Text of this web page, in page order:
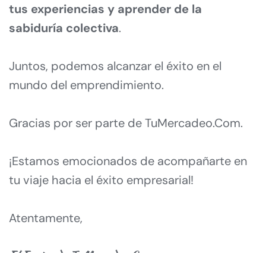
tus experiencias y aprender de la
sabiduría colectiva.
Juntos, podemos alcanzar el éxito en el
mundo del emprendimiento.
Gracias por ser parte de TuMercadeo.Com.
¡Estamos emocionados de acompañarte en
tu viaje hacia el éxito empresarial!
Atentamente,